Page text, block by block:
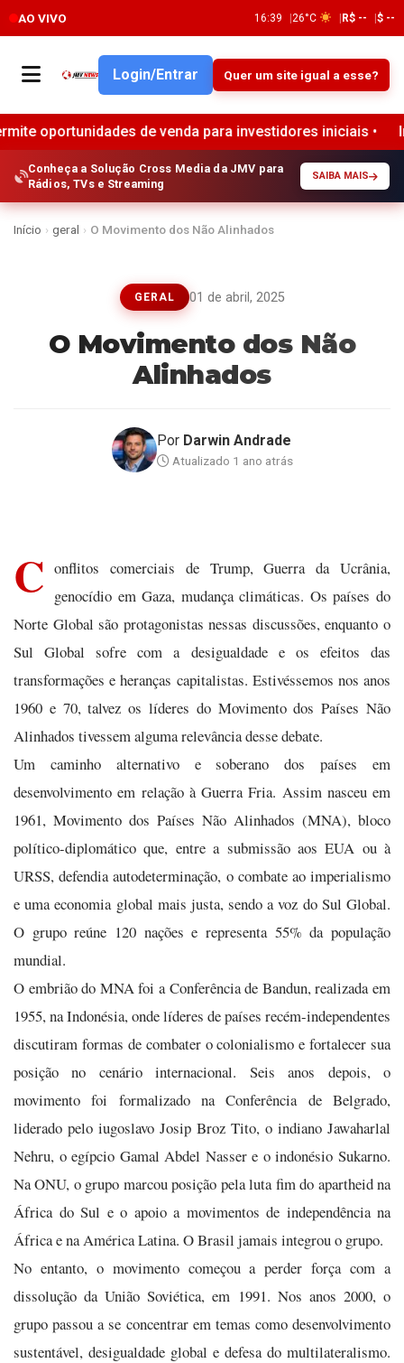
AO VIVO 16:39 26°C R$ -- $ --
Login/Entrar Quer um site igual a esse?
de venda para investidores iniciais •
Conheça a Solução Cross Media da JMV para
Rádios, TVs e Streaming
SAIBA MAIS
Início › geral › O Movimento dos Não Alinhados
GERAL 01 de abril, 2025
O Movimento dos Não
Alinhados
Por Darwin Andrade
Atualizado 1 ano atrás
C onflitos comerciais de Trump, Guerra da Ucrânia,
genocídio em Gaza, mudança climáticas. Os países do
Norte Global são protagonistas nessas discussões, enquanto o
Sul Global sofre com a desigualdade e os efeitos das
transformações e heranças capitalistas. Estivéssemos nos anos
1960 e 70, talvez os líderes do Movimento dos Países Não
Alinhados tivessem alguma relevância desse debate.
Um caminho alternativo e soberano dos países em
desenvolvimento em relação à Guerra Fria. Assim nasceu em
1961, Movimento dos Países Não Alinhados (MNA), bloco
político-diplomático que, entre a submissão aos EUA ou à
URSS, defendia autodeterminação, o combate ao imperialismo
e uma economia global mais justa, sendo a voz do Sul Global.
O grupo reúne 120 nações e representa 55% da população
mundial.
O embrião do MNA foi a Conferência de Bandun, realizada em
1955, na Indonésia, onde líderes de países recém-independentes
discutiram formas de combater o colonialismo e fortalecer sua
posição no cenário internacional. Seis anos depois, o
movimento foi formalizado na Conferência de Belgrado,
liderado pelo iugoslavo Josip Broz Tito, o indiano Jawaharlal
Nehru, o egípcio Gamal Abdel Nasser e o indonésio Sukarno.
Na ONU, o grupo marcou posição pela luta fim do apartheid na
África do Sul e o apoio a movimentos de independência na
África e na América Latina. O Brasil jamais integrou o grupo.
No entanto, o movimento começou a perder força com a
dissolução da União Soviética, em 1991. Nos anos 2000, o
grupo passou a se concentrar em temas como desenvolvimento
sustentável, desigualdade global e defesa do multilateralismo.